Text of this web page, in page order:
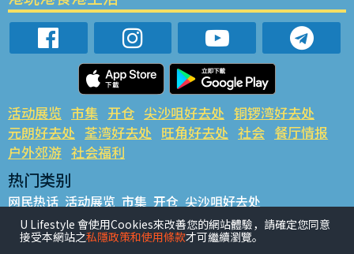
活动展览 市集 开仓 尖沙咀好去处 铜锣湾好去处
元朗好去处 荃湾好去处 旺角好去处 社会 餐厅情报
户外郊游 社会福利
热门类别
网民热话 活动展览 市集 开仓 尖沙咀好去处
铜锣湾好去处 元朗好去处 荃湾好去处 旺角好去处 社会
餐厅情报 户外郊游
U Lifestyle 會使用Cookies來改善您的網站體驗，請確定您同意
接受本網站之私隱政策和使用條款才可繼續瀏覽。